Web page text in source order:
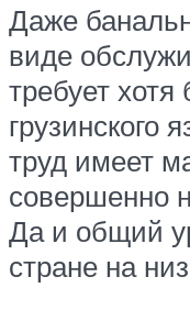
Даже
виде
требует
грузинского
труд имеет
совершенно
Да и общий
стране на